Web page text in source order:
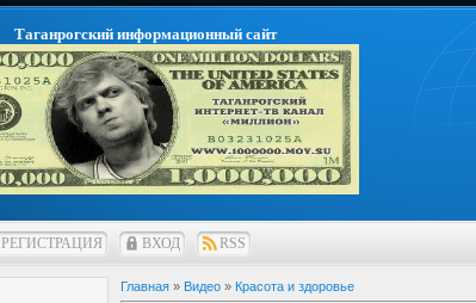
Таганрогский информационный сайт
РЕГИСТРАЦИЯ ВХОД RSS
Главная » Видео » Красота и здоровье